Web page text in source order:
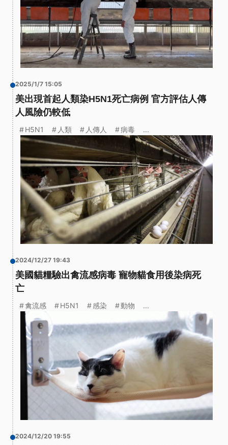
2025/1/7 15:05
美出現首起人類染H5N1死亡病例 官方評估人傳
人風險仍較低
H5N1 人類 人傳人 病毒 ...
2024/12/27 19:43
美國貓糧驗出禽流感病毒 寵物貓食用後染病死
亡
禽流感 H5N1 感染 動物 ...
2024/12/20 19:55